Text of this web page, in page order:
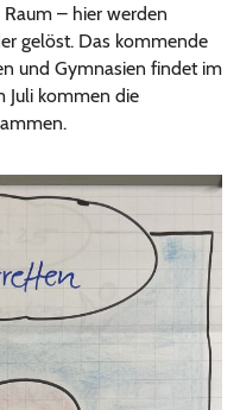
– hier werden
gelöst. Das kommende
und Gymnasien findet im
Juli kommen die